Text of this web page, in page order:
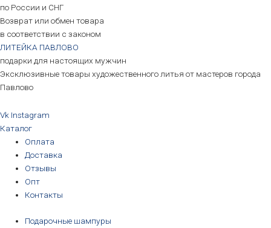
по России и СНГ
Возврат или обмен товара
в соответствии с законом
ЛИТЕЙКА ПАВЛОВО
подарки для настоящих мужчин
Эксклюзивные товары художественного литья от мастеров города
Павлово
Vk Instagram
Каталог
Оплата
Доставка
Отзывы
Опт
Контакты
Подарочные шампуры